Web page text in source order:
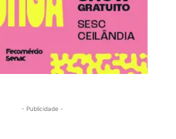
- Publicidade -